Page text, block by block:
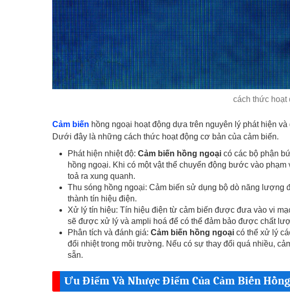
cách thức hoạt
Cảm biến hồng ngoại hoạt động dựa trên nguyên lý phát hiện
Dưới đây là những cách thức hoạt động cơ bản của cảm biến.
Phát hiện nhiệt độ: Cảm biến hồng ngoại có các bộ phận
hồng ngoại. Khi có một vật thể chuyển động bước vào
toả ra xung quanh.
Thu sóng hồng ngoại: Cảm biến sử dụng bộ dò năng
thành tín hiệu điện.
Xử lý tín hiệu: Tín hiệu điện từ cảm biến được đưa vào vi
sẽ được xử lý và ampli hoá để có thể đảm bảo được chất
Phân tích và đánh giá: Cảm biến hồng ngoại có thể xử lý
đổi nhiệt trong môi trường. Nếu có sự thay đổi quá nhiều,
sẵn.
Ưu Điểm Và Nhược Điểm Của Cảm Biến